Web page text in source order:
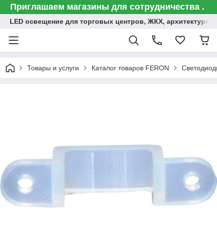
Приглашаем магазины для сотрудничества .
LED освещение для торговых центров, ЖКХ,
Товары и услуги Каталог товаров FERON